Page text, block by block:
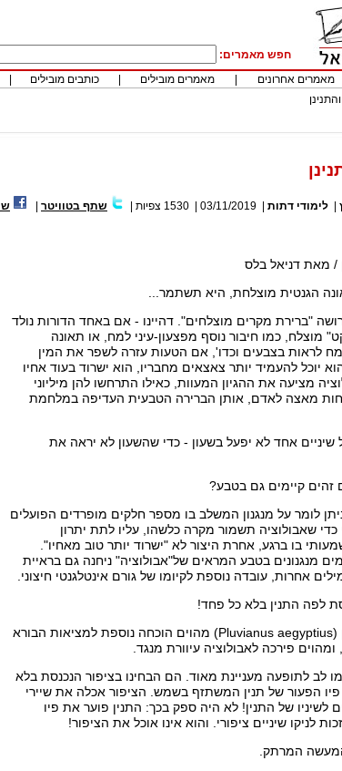
חפש מאמרים:
מאמרים אחרונים מאמרים מובילים כותבים מובילים
לימודי דתות 03/11/2019
1530 צפיות שתף בטוויטר
/ מאת דניאל בלס
הגנטית מוצלחת, היא תשתמר...
"ברירת מקרים מוצלחים". דהיינו - אם באחד הדורות נולד
מוצלח, כמו חיבור נוסף מפצעון-עיני למח, או תאונה
לראות בצבעים וכדו', אם הטעות עזרה לשפר את המין
יוכל להעמיד יותר צאצאים מחבריו, הוא ישרוד בעוד אחיו
מציעה את ההגיון המעוות, כאילו התרחשו להן מיליוני
מאצה לאדם, אותן הברירה הטבעית העדיפה במלחמת
שיניים אחד לא יפעל בשעון - כדי שהשעון לא יראה את
זהים קיימים גם בטבע?
לומר על מנגנון המשלב בו מספר חלקים מופרדים הפועלים
שאבולוציה תשמור מקרה כלשהו, עליו לתת יתרון
בו ברגע, אחרת היצור לא "ישרוד יותר טוב מאחיו".
מנגנונים בטבע המראים של"אבולוציה" ניחנה גם בראיית
אחרות, עובדה נוספת לקיומו של גורם אינטלגנטי חיצוני.
לפה התנין בלא כל פחד!
התנין והתנינן (Pluvianus aegyptius) מהוים הוכחה נוספת למציאות הבורא
ומהוים פירכה לאבולוציה עיוורת מנגד.
לב לתופעה מעניינת מאוד. הם הבחינו בציפור הנכנסת בלא
הפעור של תנין המשתזף בשמש. הציפור אכלה את שיירי
לשיניו של התנין! לא היה ספק בכך: התנין פוער את פיו
לניקו שיניים ציפורי. והוא אינו אוכל את הציפור!
המרתק.